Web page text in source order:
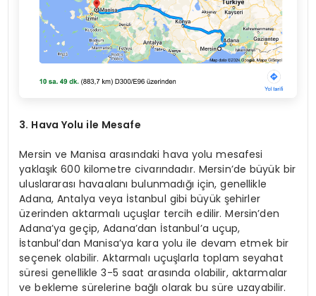
3. Hava Yolu ile Mesafe
Mersin ve Manisa arasındaki hava yolu mesafesi
yaklaşık 600 kilometre civarındadır. Mersin’de büyük bir
uluslararası havaalanı bulunmadığı için, genellikle
Adana, Antalya veya İstanbul gibi büyük şehirler
üzerinden aktarmalı uçuşlar tercih edilir. Mersin’den
Adana’ya geçip, Adana’dan İstanbul’a uçup,
İstanbul’dan Manisa’ya kara yolu ile devam etmek bir
seçenek olabilir. Aktarmalı uçuşlarla toplam seyahat
süresi genellikle 3-5 saat arasında olabilir, aktarmalar
ve bekleme sürelerine bağlı olarak bu süre uzayabilir.